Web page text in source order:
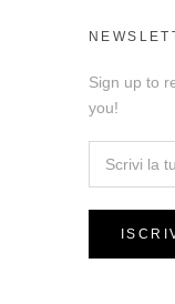
Sign up to
you!